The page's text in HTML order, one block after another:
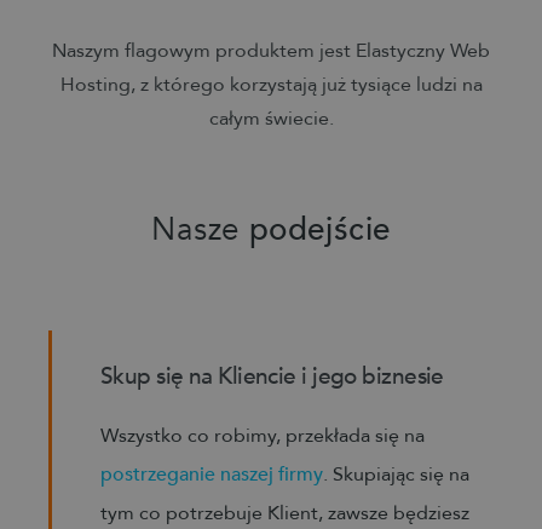
Naszym flagowym produktem jest Elastyczny Web
Hosting, z którego korzystają już tysiące ludzi na
całym świecie.
Nasze podejście
Skup się na Kliencie i jego biznesie
Wszystko co robimy, przekłada się na
postrzeganie naszej firmy. Skupiając się na
tym co potrzebuje Klient, zawsze będziesz